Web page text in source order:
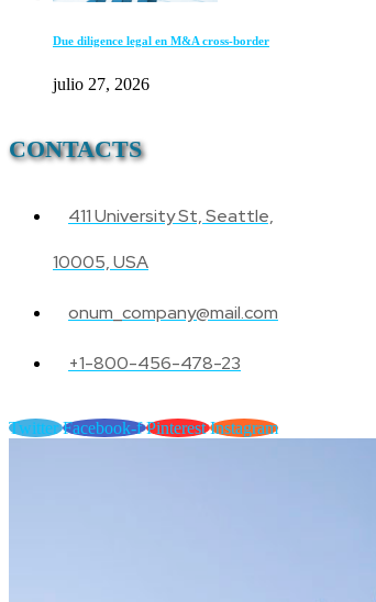
Due diligence legal en M&A cross-border
julio 27, 2026
CONTACTS
411 University St, Seattle,
10005, USA
onum_company@mail.com
+1-800-456-478-23
Twitter Facebook-f Pinterest Instagram